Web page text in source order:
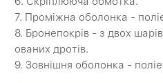
7. Проміжна оболонка -
8. Бронепокрів - з двох
ованих дротів.
9. Зовнішня оболонка -